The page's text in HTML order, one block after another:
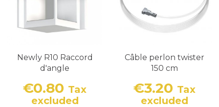
Newly R10 Raccord
d'angle
Price
€0.80 Tax
excluded
Câble perlon twister
150 cm
Price
€3.20 Tax
excluded